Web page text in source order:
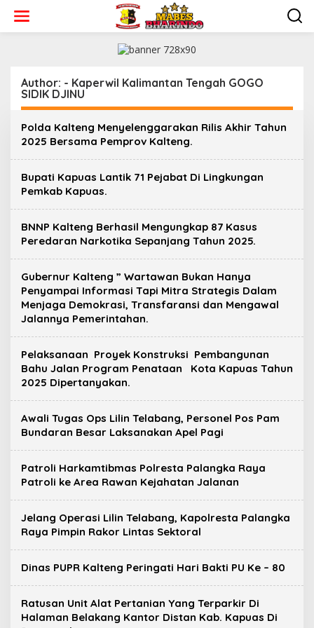
w
Author: - Kaperwil Kalimantan Tengah GOGO
SIDIK DJINU
Polda Kalteng Menyelenggarakan Rilis Akhir Tahun
2025 Bersama Pemprov Kalteng.
Bupati Kapuas Lantik 71 Pejabat Di Lingkungan
Pemkab Kapuas.
BNNP Kalteng Berhasil Mengungkap 87 Kasus
Peredaran Narkotika Sepanjang Tahun 2025.
Gubernur Kalteng ” Wartawan Bukan Hanya
Penyampai Informasi Tapi Mitra Strategis Dalam
Menjaga Demokrasi, Transfaransi dan Mengawal
Jalannya Pemerintahan.
Pelaksanaan Proyek Konstruksi Pembangunan
Bahu Jalan Program Penataan Kota Kapuas Tahun
2025 Dipertanyakan.
Awali Tugas Ops Lilin Telabang, Personel Pos Pam
Bundaran Besar Laksanakan Apel Pagi
Patroli Harkamtibmas Polresta Palangka Raya
Patroli ke Area Rawan Kejahatan Jalanan
Jelang Operasi Lilin Telabang, Kapolresta Palangka
Raya Pimpin Rakor Lintas Sektoral
Dinas PUPR Kalteng Peringati Hari Bakti PU Ke – 80
Ratusan Unit Alat Pertanian Yang Terparkir Di
Halaman Belakang Kantor Distan Kab. Kapuas Di